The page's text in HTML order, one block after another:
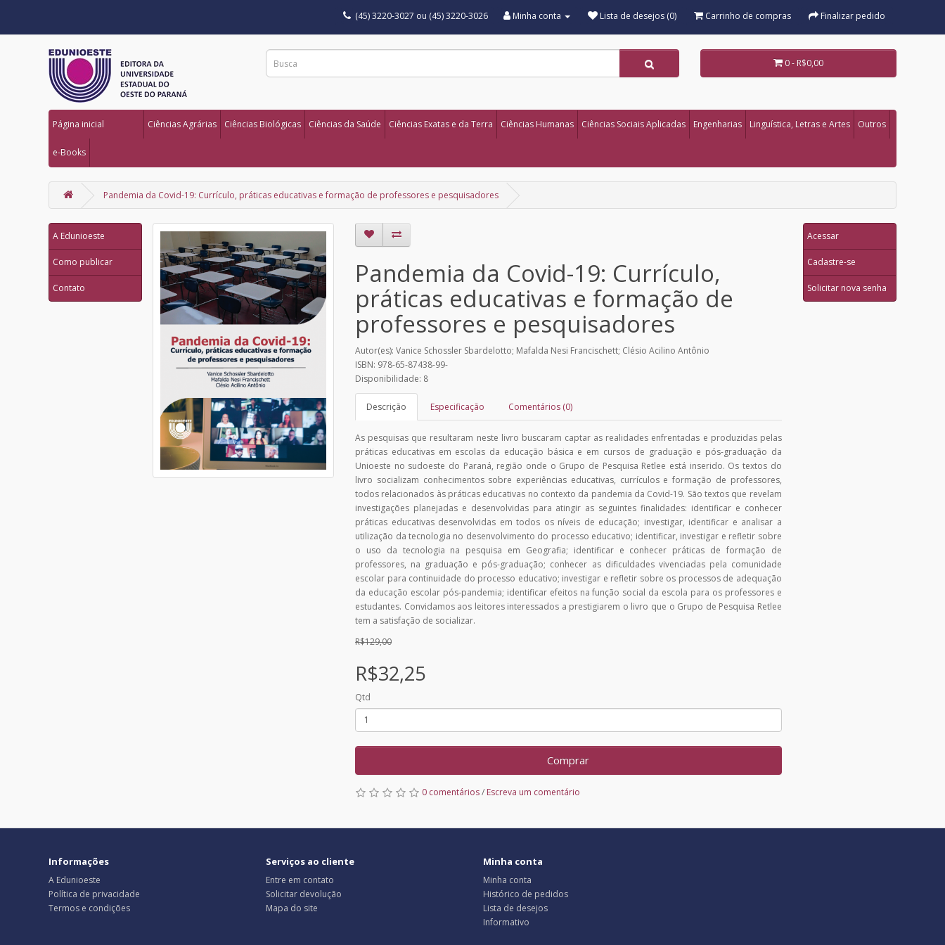
(45) 3220-3027 ou (45) 3220-3026 Minha conta Lista de desejos (0) Carrinho de compras Finalizar pedido
0 - R$0,00
Página inicial Ciências Agrárias Ciências Biológicas Ciências da Saúde Ciências Exatas e da Terra Ciências Humanas Ciências Sociais Aplicadas Engenharias Linguística, Letras e Artes Outros
e-Books
Pandemia da Covid-19: Currículo, práticas educativas e formação de professores e pesquisadores
A Edunioeste
Como publicar
Contato
Pandemia da Covid-19: Currículo,
práticas educativas e formação de
professores e pesquisadores
Autor(es): Vanice Schossler Sbardelotto; Mafalda Nesi Francischett; Clésio Acilino Antônio
ISBN: 978-65-87438-99-
Disponibilidade: 8
Descrição Especificação Comentários (0)
As pesquisas que resultaram neste livro buscaram captar as realidades enfrentadas e produzidas pelas
práticas educativas em escolas da educação básica e em cursos de graduação e pós-graduação da
Unioeste no sudoeste do Paraná, região onde o Grupo de Pesquisa Retlee está inserido. Os textos do
livro socializam conhecimentos sobre experiências educativas, currículos e formação de professores,
todos relacionados às práticas educativas no contexto da pandemia da Covid-19. São textos que revelam
investigações planejadas e desenvolvidas para atingir as seguintes finalidades: identificar e conhecer
práticas educativas desenvolvidas em todos os níveis de educação; investigar, identificar e analisar a
utilização da tecnologia no desenvolvimento do processo educativo; identificar, investigar e refletir sobre
o uso da tecnologia na pesquisa em Geografia; identificar e conhecer práticas de formação de
professores, na graduação e pós-graduação; conhecer as dificuldades vivenciadas pela comunidade
escolar para continuidade do processo educativo; investigar e refletir sobre os processos de adequação
da educação escolar pós-pandemia; identificar efeitos na função social da escola para os professores e
estudantes. Convidamos aos leitores interessados a prestigiarem o livro que o Grupo de Pesquisa Retlee
tem a satisfação de socializar.
R$129,00
R$32,25
Qtd
Comprar
0 comentários/ Escreva um comentário
Acessar
Cadastre-se
Solicitar nova senha
Informações
A Edunioeste
Política de privacidade
Termos e condições
Serviços ao cliente
Entre em contato
Solicitar devolução
Mapa do site
Minha conta
Minha conta
Histórico de pedidos
Lista de desejos
Informativo